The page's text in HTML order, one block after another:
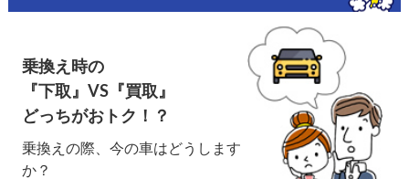
乗換え時の
『下取』VS『買取』
どっちがおトク！？
乗換えの際、今の車はどうします
か？